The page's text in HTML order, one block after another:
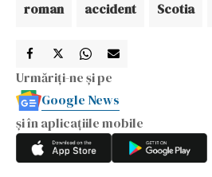
roman accident Scotia
Urmăriți-ne și pe
Google News
și în aplicațiile mobile